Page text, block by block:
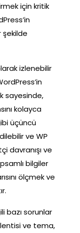
için kritik
şekilde
izlenebilir
sayesinde,
kolayca
üçüncü
ve WP
davranışı ve
bilgiler
ölçmek ve
bazı sorunlar
ve tema,